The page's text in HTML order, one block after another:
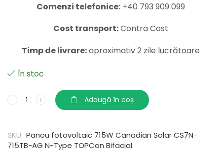
Comenzi telefonice:+40 793 909 099
Cost transport:Contra Cost
Timp de livrare:aproximativ 2 zile lucrătoare
În stoc
Adaugă în coș
SKU: Panou fotovoltaic 715W Canadian Solar CS7N-
715TB-AG N-Type TOPCon Bifacial